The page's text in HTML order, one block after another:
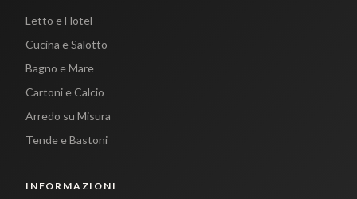
Letto e Hotel
Cucina e Salotto
Bagno e Mare
Cartoni e Calcio
Arredo su Misura
Tende e Bastoni
INFORMAZIONI